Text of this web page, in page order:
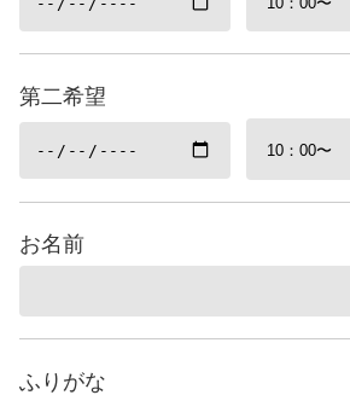
第二希望
お名前
ふりがな